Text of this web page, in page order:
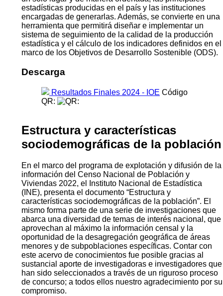
estadísticas producidas en el país y las instituciones
encargadas de generarlas. Además, se convierte en una
herramienta que permitirá diseñar e implementar un
sistema de seguimiento de la calidad de la producción
estadística y el cálculo de los indicadores definidos en el
marco de los Objetivos de Desarrollo Sostenible (ODS).
Descarga
Resultados Finales 2024 - IOE Código
QR:
Estructura y características
sociodemográficas de la población
En el marco del programa de explotación y difusión de la
información del Censo Nacional de Población y
Viviendas 2022, el Instituto Nacional de Estadística
(INE), presenta el documento “Estructura y
características sociodemográficas de la población”. El
mismo forma parte de una serie de investigaciones que
abarca una diversidad de temas de interés nacional, que
aprovechan al máximo la información censal y la
oportunidad de la desagregación geográfica de áreas
menores y de subpoblaciones específicas. Contar con
este acervo de conocimientos fue posible gracias al
sustancial aporte de investigadoras e investigadores que
han sido seleccionados a través de un riguroso proceso
de concurso; a todos ellos nuestro agradecimiento por su
compromiso.